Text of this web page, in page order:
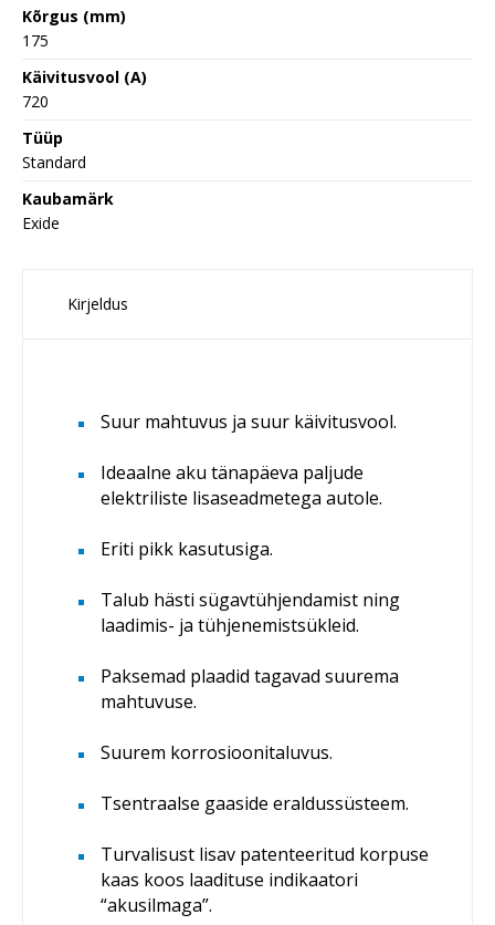
Kõrgus (mm)
175
Käivitusvool (A)
720
Tüüp
Standard
Kaubamärk
Exide
Kirjeldus
Suur mahtuvus ja suur käivitusvool.
Ideaalne aku tänapäeva paljude
elektriliste lisaseadmetega autole.
Eriti pikk kasutusiga.
Talub hästi sügavtühjendamist ning
laadimis- ja tühjenemistsükleid.
Paksemad plaadid tagavad suurema
mahtuvuse.
Suurem korrosioonitaluvus.
Tsentraalse gaaside eraldussüsteem.
Turvalisust lisav patenteeritud korpuse
kaas koos laadituse indikaatori
“akusilmaga”.